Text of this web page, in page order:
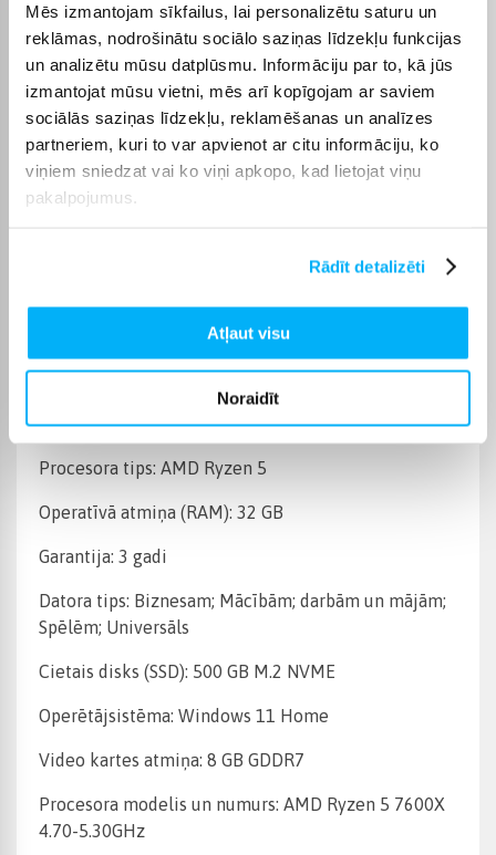
Mēs izmantojam sīkfailus, lai personalizētu saturu un
reklāmas, nodrošinātu sociālo saziņas līdzekļu funkcijas
un analizētu mūsu datplūsmu. Informāciju par to, kā jūs
izmantojat mūsu vietni, mēs arī kopīgojam ar saviem
sociālās saziņas līdzekļu, reklamēšanas un analīzes
partneriem, kuri to var apvienot ar citu informāciju, ko
viņiem sniedzat vai ko viņi apkopo, kad lietojat viņu
pakalpojumus.
Rādīt detalizēti
Atļaut visu
Noraidīt
Operētājsistēma Windows 11 Home
Cietā diska ietilpība 500 GB
Operatīvā atmiņa, (RAM) 32 GB
Videokarte
AMD Ryzen 5
Preces apraksts
Procesora tips: AMD Ryzen 5
Operatīvā atmiņa (RAM): 32 GB
Garantija: 3 gadi
Datora tips: Biznesam; Mācībām; darbām un mājām;
Spēlēm; Universāls
Cietais disks (SSD): 500 GB M.2 NVME
Operētājsistēma: Windows 11 Home
Video kartes atmiņa: 8 GB GDDR7
Procesora modelis un numurs: AMD Ryzen 5 7600X
4.70-5.30GHz